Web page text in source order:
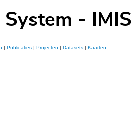
- IMIS
Publicaties| Projecten Datasets| Kaarten